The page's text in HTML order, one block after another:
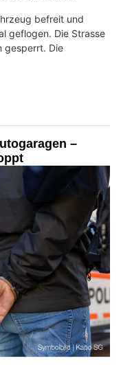
befreit und
geflogen. Die Strasse
gesperrt. Die
–